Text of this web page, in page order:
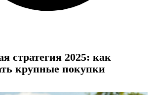
стратегия 2025: как
крупные покупки